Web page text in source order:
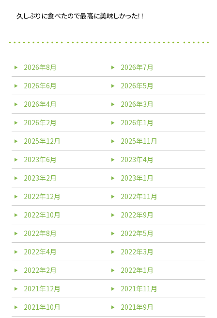
久しぶりに食べたので最高に美味しかった！！
2026年8月
2026年7月
2026年6月
2026年5月
2026年4月
2026年3月
2026年2月
2026年1月
2025年12月
2025年11月
2023年6月
2023年4月
2023年2月
2023年1月
2022年12月
2022年11月
2022年10月
2022年9月
2022年8月
2022年5月
2022年4月
2022年3月
2022年2月
2022年1月
2021年12月
2021年11月
2021年10月
2021年9月